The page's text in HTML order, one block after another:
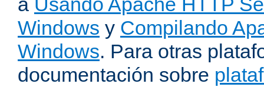
Windows y Compilando
Windows. Para otras
documentación sobre